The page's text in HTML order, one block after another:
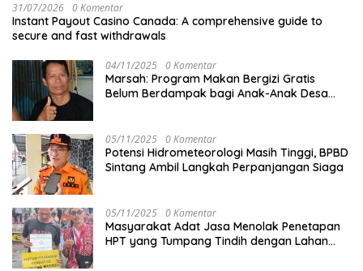
31/07/2026 0 Komentar
Instant Payout Casino Canada: A comprehensive guide to
secure and fast withdrawals
04/11/2025 0 Komentar
Marsah: Program Makan Bergizi Gratis
Belum Berdampak bagi Anak-Anak Desa
05/11/2025 0 Komentar
Potensi Hidrometeorologi Masih Tinggi, BPBD
Sintang Ambil Langkah Perpanjangan Siaga
05/11/2025 0 Komentar
Masyarakat Adat Jasa Menolak Penetapan
HPT yang Tumpang Tindih dengan Lahan